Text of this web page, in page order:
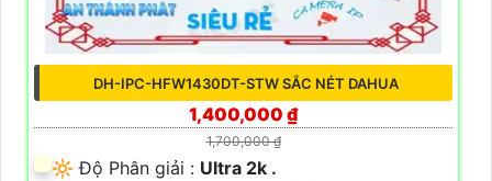
DH-IPC-HFW1430DT-STW SẮC NÉT DAHUA
1,400,000 ₫
1,700,000 ₫
🔆 Độ Phân giải : Ultra 2k .